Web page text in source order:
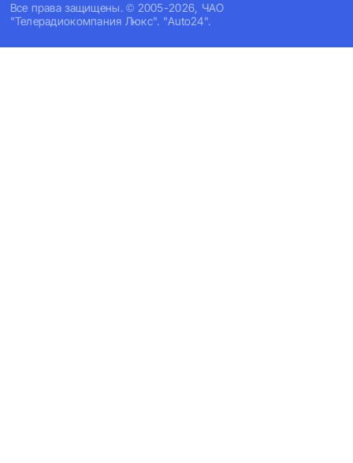
Все права защищены. © 2005-2026, ЧАО
"Телерадиокомпания Люкс". "Auto24".